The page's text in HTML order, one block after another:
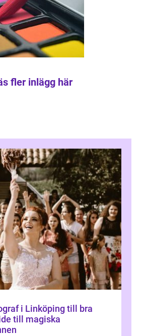
fler inlägg här
i Linköping till bra
till magiska